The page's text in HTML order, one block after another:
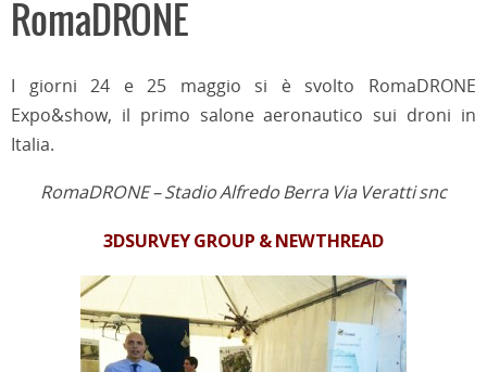
RomaDRONE
I giorni 24 e 25 maggio si è svolto RomaDRONE
Expo&show, il primo salone aeronautico sui droni in
Italia.
RomaDRONE – Stadio Alfredo Berra Via Veratti snc
3DSURVEY GROUP & NEWTHREAD